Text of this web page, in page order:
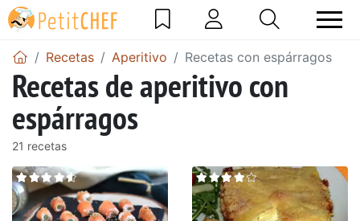
Recetas Aperitivo Recetas con espárragos
Recetas de aperitivo con
espárragos
21 recetas